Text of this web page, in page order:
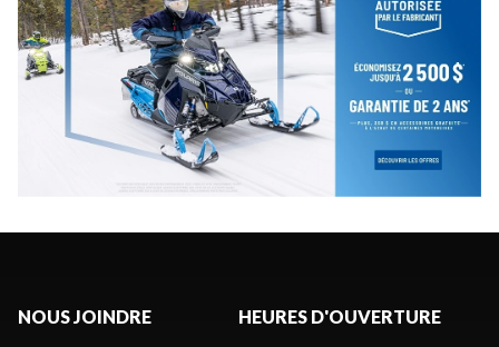
NOUS JOINDRE HEURES D'OUVERTURE